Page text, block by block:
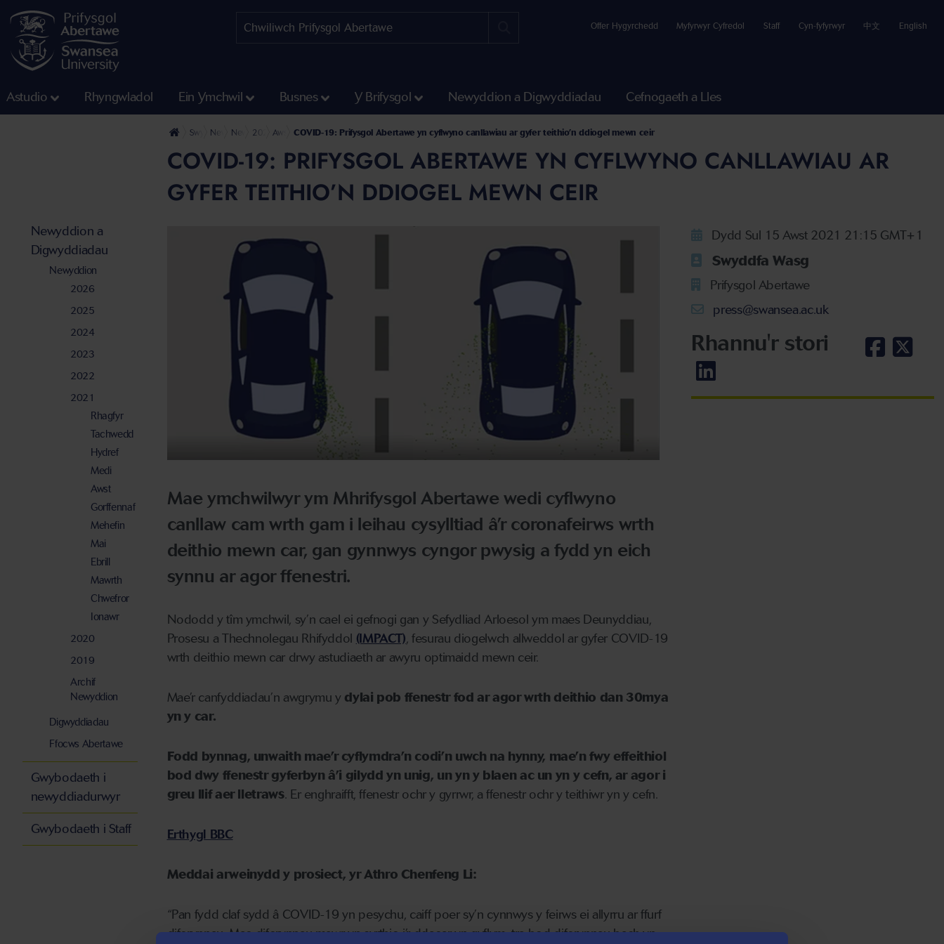
Offer Hygyrchedd Myfyrwyr Cyfredol Staff Cyn-fyfyrwyr 中文 English
Astudio Rhyngwladol Ein Ymchwil Busnes Y Brifysgol Newyddion a Digwyddiadau Cefnogaeth a Lles
Swyddfa'r Wasg
Newyddion a Digwyddiadau
Newyddion
2021Awst COVID-19: Prifysgol Abertawe yn cyflwyno canllawiau ar gyfer teithio’n ddiogel mewn ceir
COVID-19: PRIFYSGOL ABERTAWE YN CYFLWYNO CANLLAWIAU AR
GYFER TEITHIO’N DDIOGEL MEWN CEIR
Mae ymchwilwyr ym Mhrifysgol Abertawe wedi cyflwyno
canllaw cam wrth gam i leihau cysylltiad â’r coronafeirws wrth
deithio mewn car, gan gynnwys cyngor pwysig a fydd yn eich
synnu ar agor ffenestri.
Nododd y tîm ymchwil, sy’n cael ei gefnogi gan y Sefydliad Arloesol ym maes Deunyddiau,
Prosesu a Thechnolegau Rhifyddol (IMPACT), fesurau diogelwch allweddol ar gyfer COVID-19
wrth deithio mewn car drwy astudiaeth ar awyru optimaidd mewn ceir.
Mae’r canfyddiadau’n awgrymu y dylai pob ffenestr fod ar agor wrth deithio dan 30mya
yn y car.
Fodd bynnag, unwaith mae’r cyflymdra’n codi’n uwch na hynny, mae’n fwy effeithiol
bod dwy ffenestr gyferbyn â’i gilydd yn unig, un yn y blaen ac un yn y cefn, ar agor i
greu llif aer lletraws. Er enghraifft, ffenestr ochr y gyrrwr, a ffenestr ochr y teithiwr yn y cefn.
Erthygl BBC
Meddai arweinydd y prosiect, yr Athro Chenfeng Li:
“Pan fydd claf sydd â COVID-19 yn pesychu, caiff poer sy’n cynnwys y feirws ei allyrru ar ffurf
diferynnau. Mae diferynnau mawr yn syrthio i’r ddaear yn gyflym, tra bod diferynnau bach yn
Dydd Sul 15 Awst 2021 21:15 GMT+1
Swyddfa Wasg
Prifysgol Abertawe
press@swansea.ac.uk
Rhannu'r stori
Newyddion a
Digwyddiadau
Newyddion
2026
2025
2024
2023
2022
2021
Rhagfyr
Tachwedd
Hydref
Medi
Awst
Gorffennaf
Mehefin
Mai
Ebrill
Mawrth
Chwefror
Ionawr
2020
2019
Archif
Newyddion
Digwyddiadau
Ffocws Abertawe
Gwybodaeth i
newyddiadurwyr
Gwybodaeth i Staff